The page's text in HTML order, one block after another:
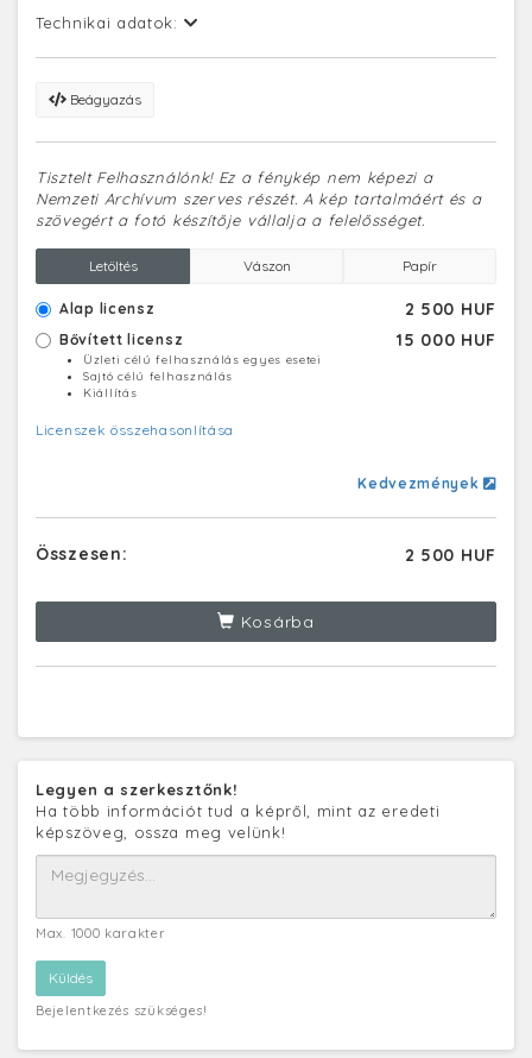
Technikai adatok:
Beágyazás
Tisztelt Felhasználónk! Ez a fénykép nem képezi a
Nemzeti Archívum szerves részét. A kép tartalmáért és a
szövegért a fotó készítője vállalja a felelősséget.
Letöltés Vászon Papír
Alap licensz 2 500 HUF
Bővített licensz 15 000 HUF
Üzleti célú felhasználás egyes esetei
Sajtó célú felhasználás
Kiállítás
Licenszek összehasonlítása
Kedvezmények
Összesen: 2 500 HUF
Kosárba
Legyen a szerkesztőnk!
Ha több információt tud a képről, mint az eredeti
képszöveg, ossza meg velünk!
Max. 1000 karakter
Bejelentkezés szükséges!